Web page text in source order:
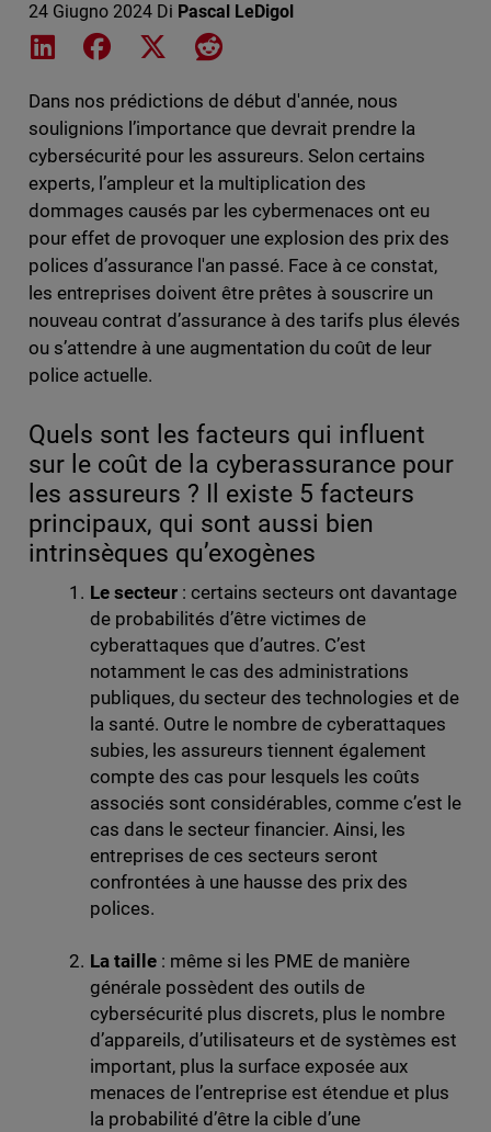
24 Giugno 2024 Di Pascal LeDigol
Share on LinkedIn
Share on Facebook
Share on XShare on Reddit
Dans nos prédictions de début d'année, nous
soulignions l’importance que devrait prendre la
cybersécurité pour les assureurs. Selon certains
experts, l’ampleur et la multiplication des
dommages causés par les cybermenaces ont eu
pour effet de provoquer une explosion des prix des
polices d’assurance l'an passé. Face à ce constat,
les entreprises doivent être prêtes à souscrire un
nouveau contrat d’assurance à des tarifs plus élevés
ou s’attendre à une augmentation du coût de leur
police actuelle.
Quels sont les facteurs qui influent
sur le coût de la cyberassurance pour
les assureurs ? Il existe 5 facteurs
principaux, qui sont aussi bien
intrinsèques qu’exogènes
Le secteur : certains secteurs ont davantage
de probabilités d’être victimes de
cyberattaques que d’autres. C’est
notamment le cas des administrations
publiques, du secteur des technologies et de
la santé. Outre le nombre de cyberattaques
subies, les assureurs tiennent également
compte des cas pour lesquels les coûts
associés sont considérables, comme c’est le
cas dans le secteur financier. Ainsi, les
entreprises de ces secteurs seront
confrontées à une hausse des prix des
polices.
La taille: même si les PME de manière
générale possèdent des outils de
cybersécurité plus discrets, plus le nombre
d’appareils, d’utilisateurs et de systèmes est
important, plus la surface exposée aux
menaces de l’entreprise est étendue et plus
la probabilité d’être la cible d’une